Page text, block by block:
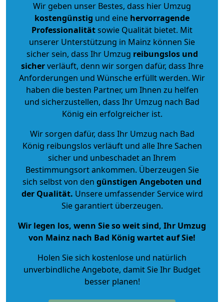
Wir geben unser Bestes, dass hier Umzug
kostengünstig und eine hervorragende
Professionalitätsowie Qualität bietet. Mit
unserer Unterstützung in Mainz können Sie
sicher sein, dass Ihr Umzug reibungslos und
sicherverläuft, denn wir sorgen dafür, dass Ihre
Anforderungen und Wünsche erfüllt werden. Wir
haben die besten Partner, um Ihnen zu helfen
und sicherzustellen, dass Ihr Umzug nach Bad
König ein erfolgreicher ist.
Wir sorgen dafür, dass Ihr Umzug nach Bad
König reibungslos verläuft und alle Ihre Sachen
sicher und unbeschadet an Ihrem
Bestimmungsort ankommen. Überzeugen Sie
sich selbst von den günstigen Angeboten und
der Qualität. Unsere umfassender Service wird
Sie garantiert überzeugen.
Wir legen los, wenn Sie so weit sind, Ihr Umzug
von Mainz nach Bad König wartet auf Sie!
Holen Sie sich kostenlose und natürlich
unverbindliche Angebote, damit Sie Ihr Budget
besser planen!